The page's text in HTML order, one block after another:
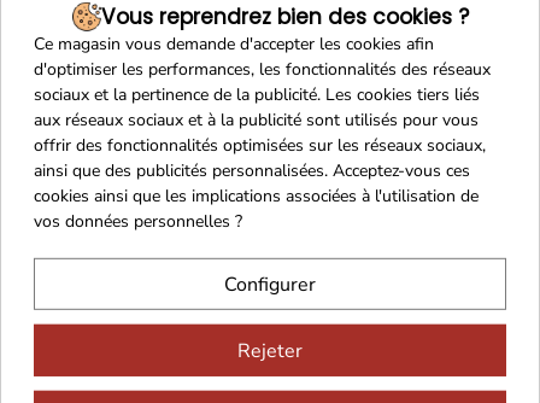
Vous reprendrez bien des cookies ?
Ce magasin vous demande d'accepter les cookies afin
d'optimiser les performances, les fonctionnalités des réseaux
sociaux et la pertinence de la publicité. Les cookies tiers liés
aux réseaux sociaux et à la publicité sont utilisés pour vous
offrir des fonctionnalités optimisées sur les réseaux sociaux,
ainsi que des publicités personnalisées. Acceptez-vous ces
cookies ainsi que les implications associées à l'utilisation de
vos données personnelles ?
Configurer
Rejeter